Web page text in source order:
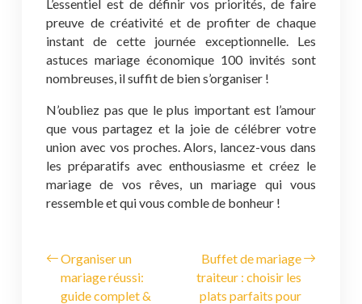
L’essentiel est de définir vos priorités, de faire
preuve de créativité et de profiter de chaque
instant de cette journée exceptionnelle. Les
astuces mariage économique 100 invités sont
nombreuses, il suffit de bien s’organiser !
N’oubliez pas que le plus important est l’amour
que vous partagez et la joie de célébrer votre
union avec vos proches. Alors, lancez-vous dans
les préparatifs avec enthousiasme et créez le
mariage de vos rêves, un mariage qui vous
ressemble et qui vous comble de bonheur !
Organiser un
mariage réussi:
guide complet &
Buffet de mariage
traiteur : choisir les
plats parfaits pour